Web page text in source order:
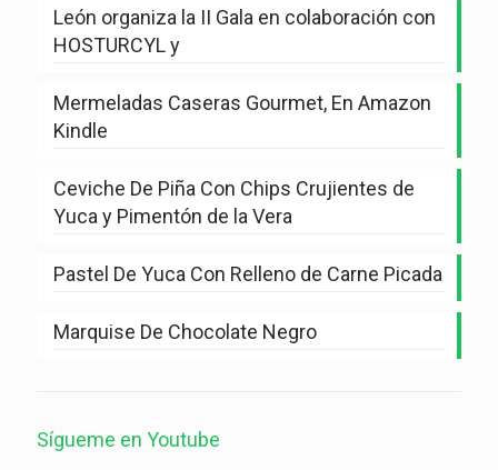
León organiza la II Gala en colaboración con
HOSTURCYL y
Mermeladas Caseras Gourmet, En Amazon
Kindle
Ceviche De Piña Con Chips Crujientes de
Yuca y Pimentón de la Vera
Pastel De Yuca Con Relleno de Carne Picada
Marquise De Chocolate Negro
Sígueme en Youtube